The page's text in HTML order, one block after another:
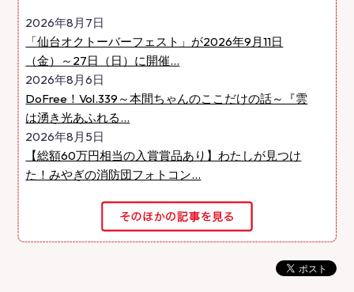
2026年8月7日
「仙台オクトーバーフェスト」が2026年9月11日
（金）～27日（日）に開催...
2026年8月6日
DoFree！Vol.339～本間ちゃんのここだけの話～『雲
は湧き光あふれる...
2026年8月5日
【総額60万円相当の入賞賞品あり】わたしが見つけ
た！みやぎの消防団フォトコン...